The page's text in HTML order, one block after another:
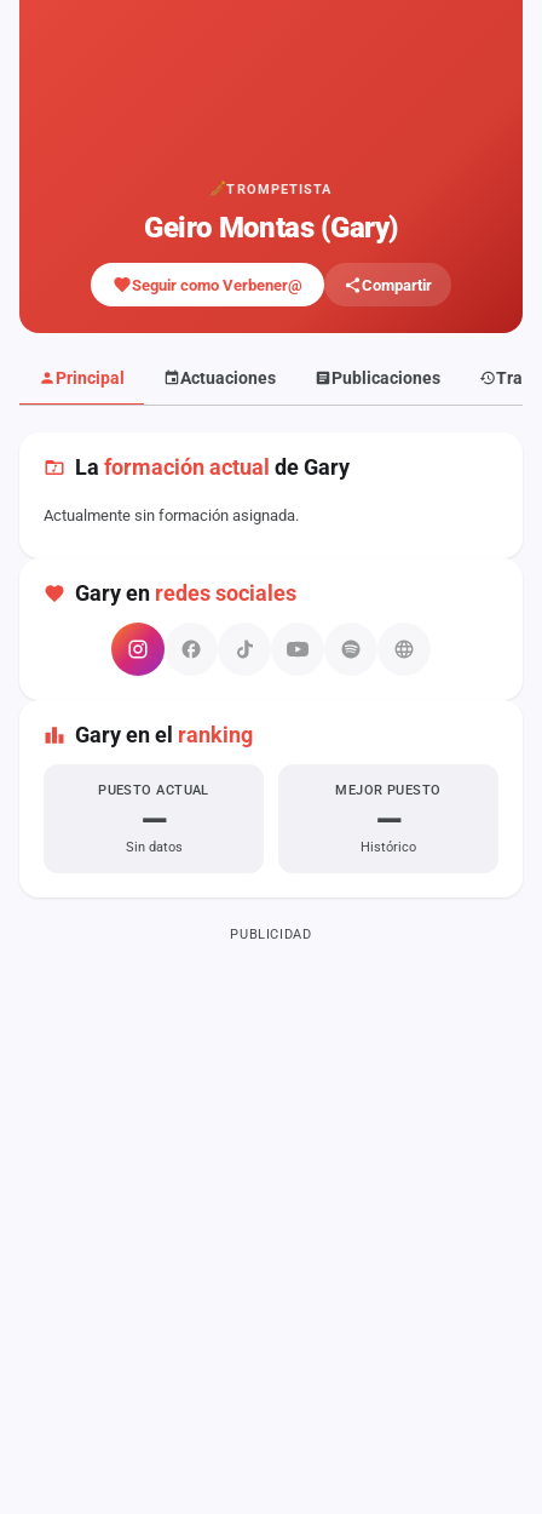
TROMPETISTA
Geiro Montas (Gary)
Seguir como Verbener@ Compartir
Principal Actuaciones Publicaciones
La formación actual de Gary
Actualmente sin formación asignada.
Gary en redes sociales
Gary en el ranking
PUESTO ACTUAL
—
Sin datos
MEJOR PUESTO
—
Histórico
PUBLICIDAD
Rankings
Anuncios
Iniciar
Administración